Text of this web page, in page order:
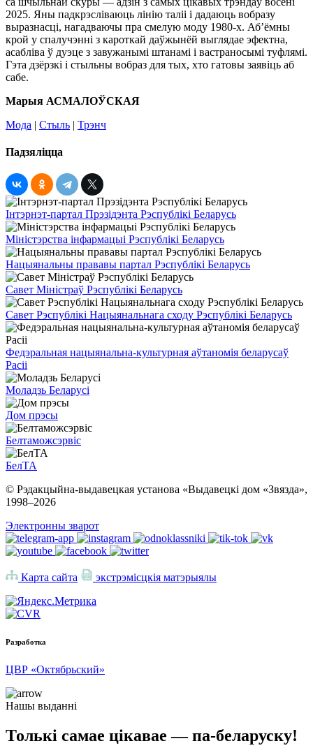
2025. Яны падкрэсліваюць лінію таліі і дадаюць вобразу
выразнасці, нагадваючы пра смелую моду 1980-х. Аб’ёмны
крой у спалучэнні з кароткай даўжынёй выглядае эфектна,
асабліва ў дуэце з завужанымі штанамі і вастраносымі туфлямі.
Гэта дзёрзкі і стыльны вобраз для тых, хто гатовы заявіць аб
сабе.
Марыя АСМАЛОЎСКАЯ
Мода | Стыль | Трэнч
Падзяліцца
Інтэрнэт-партал Прэзідэнта Рэспублікі Беларусь
Міністэрства інфармацыі Рэспублікі Беларусь
Нацыянальны прававы партал Рэспублікі Беларусь
Савет Міністраў Рэспублікі Беларусь
Савет Рэспублікі Нацыянальнага сходу Рэспублікі Беларусь
Федэральная нацыянальна-культурная аўтаномія беларусаў
Расіі
Моладзь Беларусі
Дом прэсы
Белтаможсэрвіс
БелТА
© Рэдакцыйна-выдавецкая установа «Выдавецкі дом «Звязда»,
1998–2026
Электронны зварот
Карта сайта экстрэмісцкія матэрыялы
Разработка
ЦВР «Октябрьский»
Нашы выданні
Толькі самае цікавае — па-беларуску!